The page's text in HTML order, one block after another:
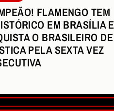
FLAMENGO TEM
EM BRASÍLIA E
O BRASILEIRO DE
PELA SEXTA VEZ